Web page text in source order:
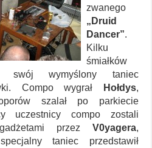
zwanego
„Druid
Dancer”.
Kilku
śmiałków
swój wymyślony taniec
Compo wygrał
Hołdys,
szalał po parkiecie
uczestnicy compo zostali
przez V0yagera,
taniec przedstawił